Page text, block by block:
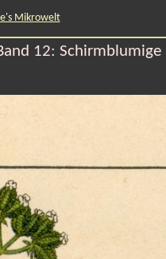
Mikrowelt
12: Schirmblumige